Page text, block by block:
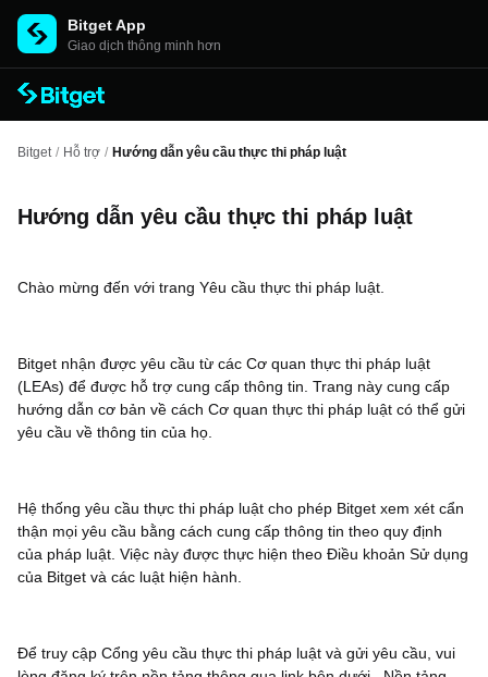
Bitget App
Giao dịch thông minh hơn
Bitget / Hỗ trợ / Hướng dẫn yêu cầu thực thi pháp luật
Hướng dẫn yêu cầu thực thi pháp luật
Chào mừng đến với trang Yêu cầu thực thi pháp luật.
Bitget nhận được yêu cầu từ các Cơ quan thực thi pháp luật
(LEAs) để được hỗ trợ cung cấp thông tin. Trang này cung cấp
hướng dẫn cơ bản về cách Cơ quan thực thi pháp luật có thể gửi
yêu cầu về thông tin của họ.
Hệ thống yêu cầu thực thi pháp luật cho phép Bitget xem xét cẩn
thận mọi yêu cầu bằng cách cung cấp thông tin theo quy định
của pháp luật. Việc này được thực hiện theo Điều khoản Sử dụng
của Bitget và các luật hiện hành.
Để truy cập Cổng yêu cầu thực thi pháp luật và gửi yêu cầu, vui